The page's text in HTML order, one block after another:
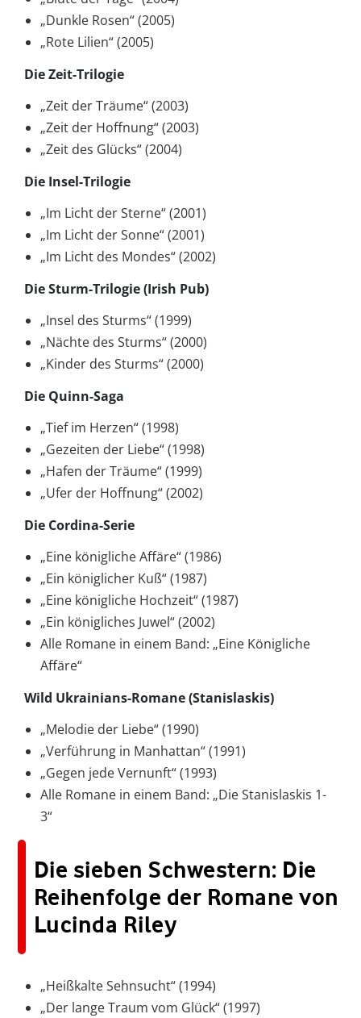
„Dunkle Rosen“ (2005)
„Rote Lilien“ (2005)
Die Zeit-Trilogie
„Zeit der Träume“ (2003)
„Zeit der Hoffnung“ (2003)
„Zeit des Glücks“ (2004)
Die Insel-Trilogie
„Im Licht der Sterne“ (2001)
„Im Licht der Sonne“ (2001)
„Im Licht des Mondes“ (2002)
Die Sturm-Trilogie (Irish Pub)
„Insel des Sturms“ (1999)
„Nächte des Sturms“ (2000)
„Kinder des Sturms“ (2000)
Die Quinn-Saga
„Tief im Herzen“ (1998)
„Gezeiten der Liebe“ (1998)
„Hafen der Träume“ (1999)
„Ufer der Hoffnung“ (2002)
Die Cordina-Serie
„Eine königliche Affäre“ (1986)
„Ein königlicher Kuß“ (1987)
„Eine königliche Hochzeit“ (1987)
„Ein königliches Juwel“ (2002)
Alle Romane in einem Band: „Eine Königliche
Affäre“
Wild Ukrainians-Romane (Stanislaskis)
„Melodie der Liebe“ (1990)
„Verführung in Manhattan“ (1991)
„Gegen jede Vernunft“ (1993)
Alle Romane in einem Band: „Die Stanislaskis 1-
3“
Die sieben Schwestern: Die
Reihenfolge der Romane von
Lucinda Riley
„Heißkalte Sehnsucht“ (1994)
„Der lange Traum vom Glück“ (1997)